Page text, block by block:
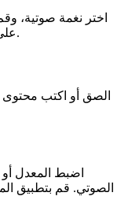
اختر نغمة صوتية، وقم
على النغمة المناسبة قبل تحويل النص إلى كلام.
الصق أو اكتب
اضبط المعدل
الصوتي. قم بتطبيق